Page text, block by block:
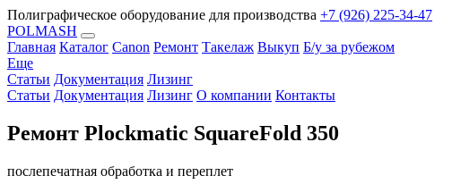
Полиграфическое оборудование для производства +7 (926) 225-34-47
POLMASH
Главная Каталог Canon Ремонт Такелаж Выкуп Б/у за рубежом
Еще
Статьи Документация Лизинг
Статьи Документация Лизинг О компании Контакты
Ремонт Plockmatic SquareFold 350
послепечатная обработка и переплет